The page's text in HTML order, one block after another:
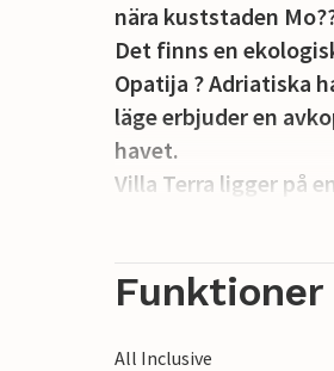
nära kuststaden
Det finns en
Opatija ? Adriatiska
läge erbjuder en
havet.
Villa Terra ligger på
32 kvm med ett
fotbollsbord,
Funktioner
All Inclusive